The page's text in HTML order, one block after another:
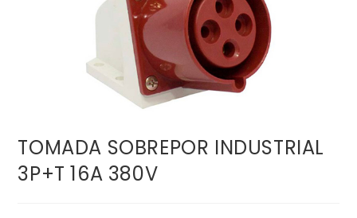
TOMADA SOBREPOR INDUSTRIAL
3P+T 16A 380V